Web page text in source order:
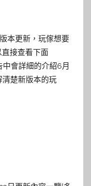
本更新，玩傢想要
接查看下面
會詳細的介紹6月
清楚新版本的玩